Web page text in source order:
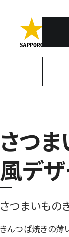
さつ
風デ
さつまいもの
きんつば焼きの薄